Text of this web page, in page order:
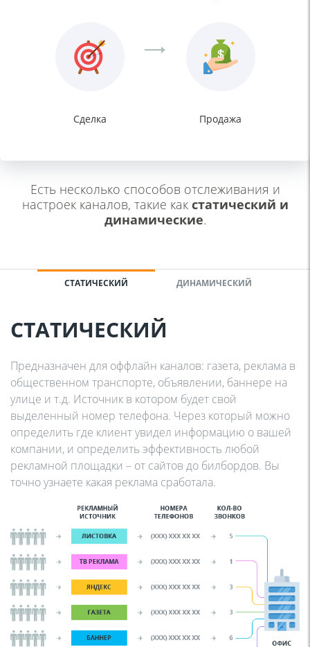
Сделка Продажа
Есть несколько способов отслеживания и
настроек каналов, такие как статический и
динамические.
СТАТИЧЕСКИЙ ДИНАМИЧЕСКИЙ
СТАТИЧЕСКИЙ
Предназначен для оффлайн каналов: газета, реклама в
общественном транспорте, объявлении, баннере на
улице и т.д. Источник в котором будет свой
выделенный номер телефона. Через который можно
определить где клиент увидел информацию о вашей
компании, и определить эффективность любой
рекламной площадки – от сайтов до билбордов. Вы
точно узнаете какая реклама сработала.